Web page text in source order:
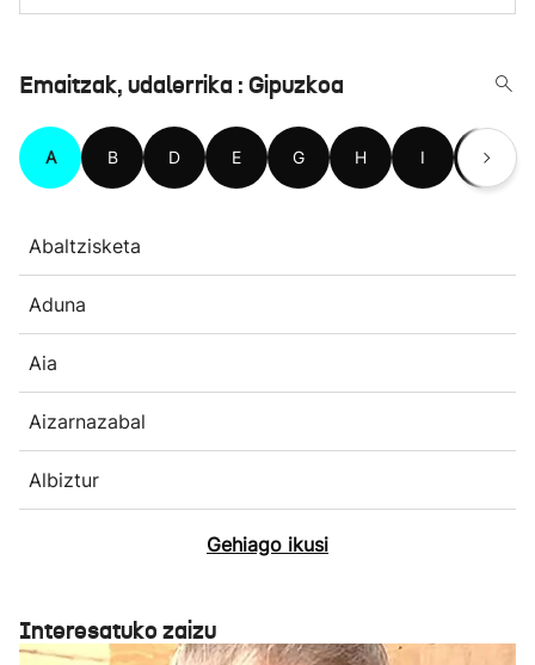
Emaitzak, udalerrika : Gipuzkoa
A B D E G H I L
Abaltzisketa
Aduna
Aia
Aizarnazabal
Albiztur
Gehiago ikusi
Interesatuko zaizu